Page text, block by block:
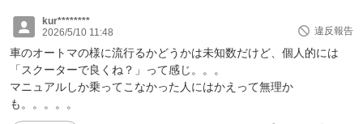
kur********
2026/5/10 11:48
違反報告
車のオートマの様に流行るかどうかは未知数だけど、個人的には
「スクーターで良くね？」って感じ。。。
マニュアルしか乗ってこなかった人にはかえって無理か
も。。。。。